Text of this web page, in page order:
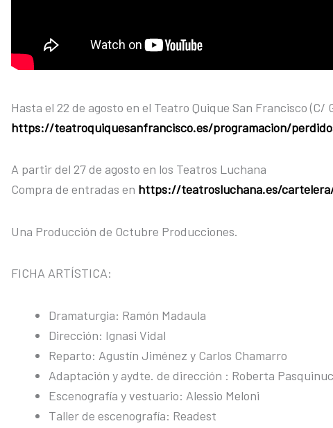
Hasta el 22 de agosto en el Teatro Quique San Francisco (C/
https://teatroquiquesanfrancisco.es/programacion/
A partir del 27 de agosto en los Teatros Luchana
Compra de entradas en https://teatrosluchana.es/
Una Producción de Octubre Producciones.
FICHA ARTÍSTICA:
Dramaturgia: Ramón Madaula
Dirección: Ignasi Vidal
Reparto: Agustín Jiménez y Carlos Chamarro
Adaptación y aydte. de dirección : Roberta
Escenografía y vestuario: Alessio Meloni
Taller de escenografía: Readest